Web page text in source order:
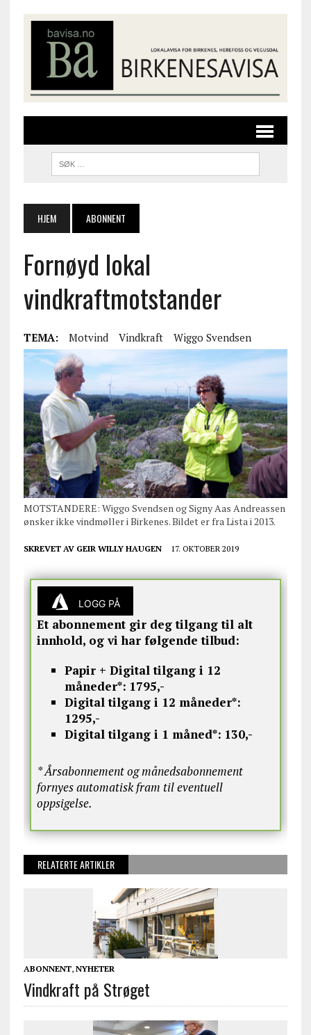
HJEM ABONNENT
Fornøyd lokal
vindkraftmotstander
TEMA: Motvind Vindkraft Wiggo Svendsen
MOTSTANDERE: Wiggo Svendsen og Signy Aas Andreassen
ønsker ikke vindmøller i Birkenes. Bildet er fra Lista i 2013.
SKREVET AV GEIR WILLY HAUGEN 17. OKTOBER 2019
LOGG PÅ
Et abonnement gir deg tilgang til alt
innhold, og vi har følgende tilbud:
Papir + Digital tilgang i 12
måneder*: 1795,-
Digital tilgang i 12 måneder*:
1295,-
Digital tilgang i 1 måned*: 130,-
* Årsabonnement og månedsabonnement
fornyes automatisk fram til eventuell
oppsigelse.
RELATERTE ARTIKLER
ABONNENT, NYHETER
Vindkraft på Strøget